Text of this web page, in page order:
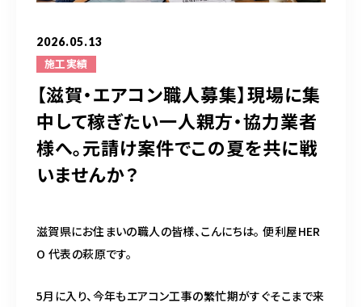
2026.05.13
施工実績
【滋賀・エアコン職人募集】現場に集
中して稼ぎたい一人親方・協力業者
様へ。元請け案件でこの夏を共に戦
いませんか？
滋賀県にお住まいの職人の皆様、こんにちは。 便利屋HER
O 代表の萩原です。
5月に入り、今年もエアコン工事の繁忙期がすぐそこまで来
受付時間 08：00～19：00
ご予約はこちら